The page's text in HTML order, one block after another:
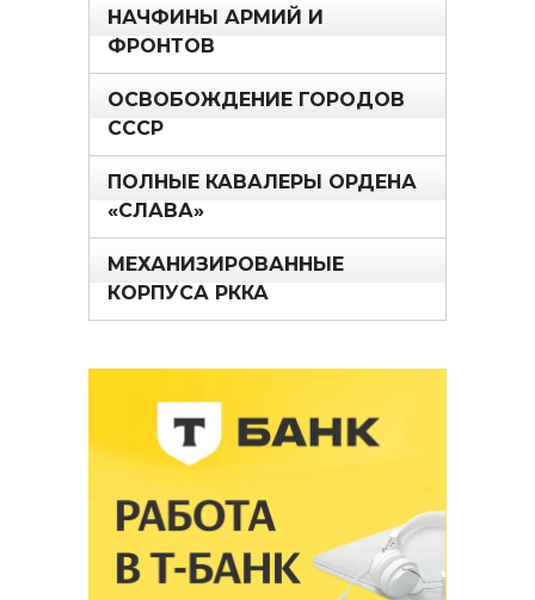
НАЧФИНЫ АРМИЙ И
ФРОНТОВ
ОСВОБОЖДЕНИЕ ГОРОДОВ
СССР
ПОЛНЫЕ КАВАЛЕРЫ ОРДЕНА
«СЛАВА»
МЕХАНИЗИРОВАННЫЕ
КОРПУСА РККА